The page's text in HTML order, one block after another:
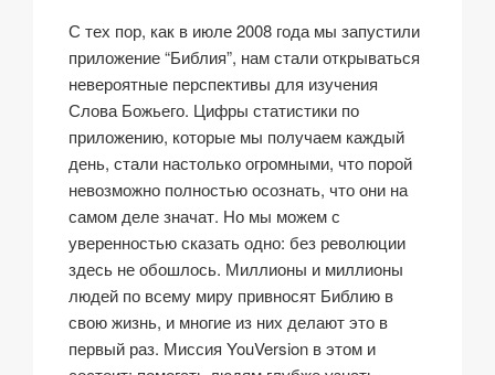
С тех пор, как в июле 2008 года мы запустили
приложение “Библия”, нам стали открываться
невероятные перспективы для изучения
Слова Божьего. Цифры статистики по
приложению, которые мы получаем каждый
день, стали настолько огромными, что порой
невозможно полностью осознать, что они на
самом деле значат. Но мы можем с
уверенностью сказать одно: без революции
здесь не обошлось. Миллионы и миллионы
людей по всему миру привносят Библию в
свою жизнь, и многие из них делают это в
первый раз. Миссия YouVersion в этом и